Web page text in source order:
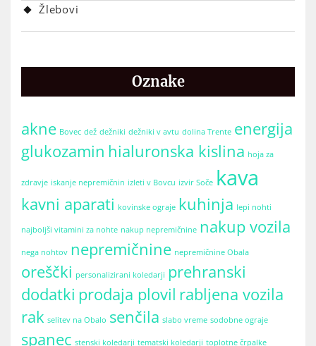
Žlebovi
Oznake
akne Bovec dež dežniki dežniki v avtu dolina Trente energija
glukozamin hialuronska kislina hoja za
zdravje iskanje nepremičnin izleti v Bovcu izvir Soče kava
kavni aparati kovinske ograje kuhinja lepi nohti
najboljši vitamini za nohte nakup nepremičnine nakup vozila
nega nohtov nepremičnine nepremičnine Obala
oreščki personalizirani koledarji prehranski
dodatki prodaja plovil rabljena vozila
rak selitev na Obalo senčila slabo vreme sodobne ograje
spanec stenski koledarji tematski koledarji toplotne črpalke